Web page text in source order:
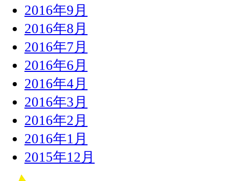
2016年9月
2016年8月
2016年7月
2016年6月
2016年4月
2016年3月
2016年2月
2016年1月
2015年12月